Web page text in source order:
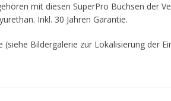
mit diesen SuperPro Buchsen der
Inkl. 30 Jahren Garantie.
Bildergalerie zur Lokalisierung der